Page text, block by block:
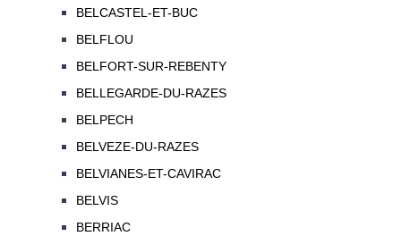
BELCASTEL-ET-BUC
BELFLOU
BELFORT-SUR-REBENTY
BELLEGARDE-DU-RAZES
BELPECH
BELVEZE-DU-RAZES
BELVIANES-ET-CAVIRAC
BELVIS
BERRIAC